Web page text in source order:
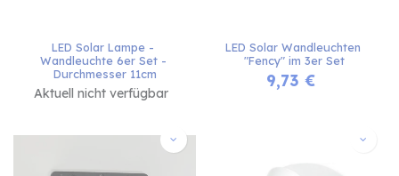
LED Solar Lampe -
Wandleuchte 6er Set -
Durchmesser 11cm
Aktuell nicht verfügbar
LED Solar Wandleuchten
"Fency" im 3er Set
9,73 €